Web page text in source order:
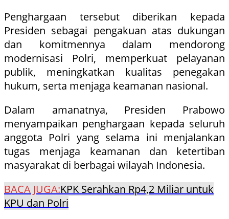
Penghargaan tersebut diberikan kepada
Presiden sebagai pengakuan atas dukungan
dan komitmennya dalam mendorong
modernisasi Polri, memperkuat pelayanan
publik, meningkatkan kualitas penegakan
hukum, serta menjaga keamanan nasional.
Dalam amanatnya, Presiden Prabowo
menyampaikan penghargaan kepada seluruh
anggota Polri yang selama ini menjalankan
tugas menjaga keamanan dan ketertiban
masyarakat di berbagai wilayah Indonesia.
BACA JUGA:KPK Serahkan Rp4,2 Miliar untuk
KPU dan Polri